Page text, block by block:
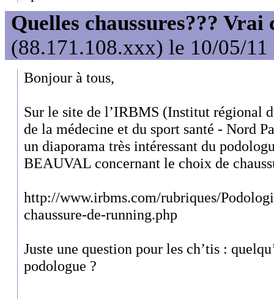
Quelles chaussures??? Vrai
(88.171.108.xxx) le 10/05/11
Bonjour à tous,
Sur le site de l’IRBMS (Institut régional
de la médecine et du sport santé - Nord
un diaporama très intéressant du
BEAUVAL concernant le choix de
http://www.irbms.com/rubriques/
chaussure-de-running.php
Juste une question pour les ch’tis :
podologue ?